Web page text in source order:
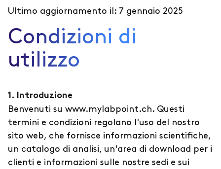
Ultimo aggiornamento il: 7 gennaio 2025
Condizioni di
utilizzo
1. Introduzione
Benvenuti su www.mylabpoint.ch. Questi
termini e condizioni regolano l'uso del nostro
sito web, che fornisce informazioni scientifiche,
un catalogo di analisi, un'area di download per i
clienti e informazioni sulle nostre sedi e sui